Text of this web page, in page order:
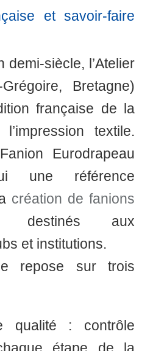
et savoir-faire
demi-siècle, l’Atelier
Bretagne)
française de la
textile.
Eurodrapeau
une référence
création de fanions
destinés aux
et institutions.
repose sur trois
qualité : contrôle